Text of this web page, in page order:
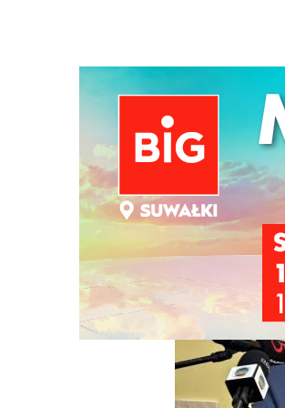
Ścieżka
nawigacyjna
Strona główna Z
Z ŻYCIA MIASTA 16/03/2026 /
Spór o program SAFE.